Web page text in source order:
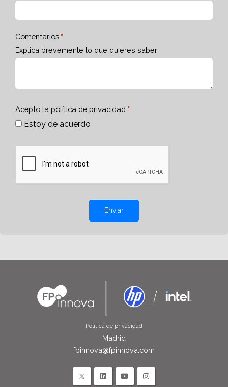
Comentarios
Explica brevemente lo que quieres saber
Acepto la política de privacidad
Estoy de acuerdo
Enviar
Política de privacidad
Madrid
fpinnova@fpinnova.com